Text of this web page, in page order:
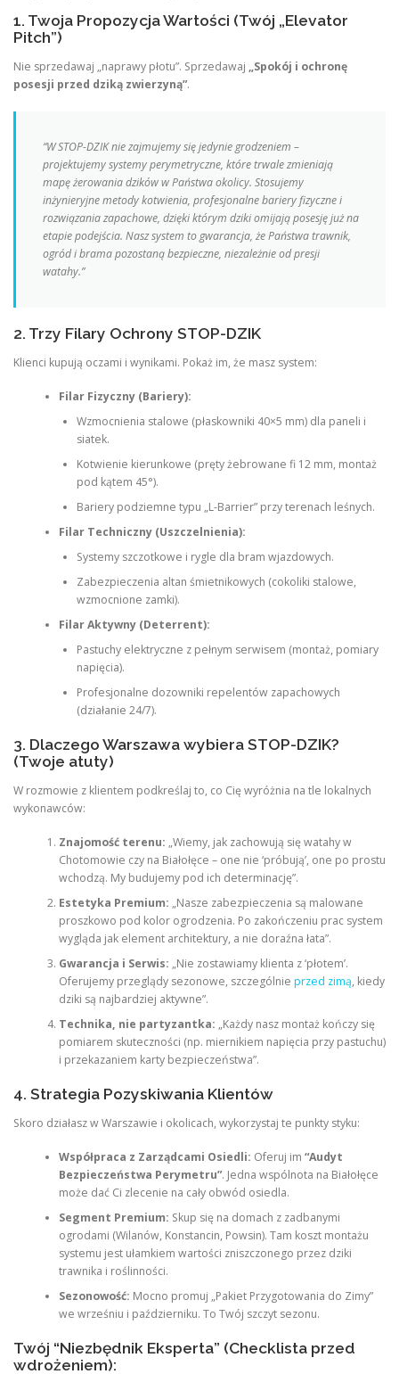
1. Twoja Propozycja Wartości (Twój „Elevator
Pitch”)
Nie sprzedawaj „naprawy płotu”. Sprzedawaj „Spokój i ochronę
posesji przed dziką zwierzyną”.
“W STOP-DZIK nie zajmujemy się jedynie grodzeniem –
projektujemy systemy perymetryczne, które trwale zmieniają
mapę żerowania dzików w Państwa okolicy. Stosujemy
inżynieryjne metody kotwienia, profesjonalne bariery fizyczne i
rozwiązania zapachowe, dzięki którym dziki omijają posesję już na
etapie podejścia. Nasz system to gwarancja, że Państwa trawnik,
ogród i brama pozostaną bezpieczne, niezależnie od presji
watahy.”
2. Trzy Filary Ochrony STOP-DZIK
Klienci kupują oczami i wynikami. Pokaż im, że masz system:
Filar Fizyczny (Bariery):
Wzmocnienia stalowe (płaskowniki 40×5 mm) dla paneli i
siatek.
Kotwienie kierunkowe (pręty żebrowane fi 12 mm, montaż
pod kątem 45°).
Bariery podziemne typu „L-Barrier” przy terenach leśnych.
Filar Techniczny (Uszczelnienia):
Systemy szczotkowe i rygle dla bram wjazdowych.
Zabezpieczenia altan śmietnikowych (cokoliki stalowe,
wzmocnione zamki).
Filar Aktywny (Deterrent):
Pastuchy elektryczne z pełnym serwisem (montaż, pomiary
napięcia).
Profesjonalne dozowniki repelentów zapachowych
(działanie 24/7).
3. Dlaczego Warszawa wybiera STOP-DZIK?
(Twoje atuty)
W rozmowie z klientem podkreślaj to, co Cię wyróżnia na tle lokalnych
wykonawców:
Znajomość terenu: „Wiemy, jak zachowują się watahy w
Chotomowie czy na Białołęce – one nie ‘próbują’, one po prostu
wchodzą. My budujemy pod ich determinację”.
Estetyka Premium: „Nasze zabezpieczenia są malowane
proszkowo pod kolor ogrodzenia. Po zakończeniu prac system
wygląda jak element architektury, a nie doraźna łata”.
Gwarancja i Serwis: „Nie zostawiamy klienta z ‘płotem’.
Oferujemy przeglądy sezonowe, szczególnie przed zimą, kiedy
dziki są najbardziej aktywne”.
Technika, nie partyzantka: „Każdy nasz montaż kończy się
pomiarem skuteczności (np. miernikiem napięcia przy pastuchu)
i przekazaniem karty bezpieczeństwa”.
4. Strategia Pozyskiwania Klientów
Skoro działasz w Warszawie i okolicach, wykorzystaj te punkty styku:
Współpraca z Zarządcami Osiedli: Oferuj im “Audyt
Bezpieczeństwa Perymetru”. Jedna wspólnota na Białołęce
może dać Ci zlecenie na cały obwód osiedla.
Segment Premium: Skup się na domach z zadbanymi
ogrodami (Wilanów, Konstancin, Powsin). Tam koszt montażu
systemu jest ułamkiem wartości zniszczonego przez dziki
trawnika i roślinności.
Sezonowość: Mocno promuj „Pakiet Przygotowania do Zimy”
we wrześniu i październiku. To Twój szczyt sezonu.
Twój “Niezbędnik Eksperta” (Checklista przed
wdrożeniem):